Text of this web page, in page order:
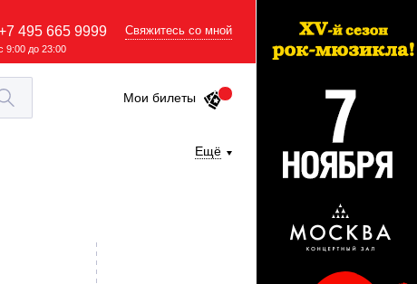
495 665 9999
9:00 до 23:00
Свяжитесь со мной
Мои билеты
Ещё